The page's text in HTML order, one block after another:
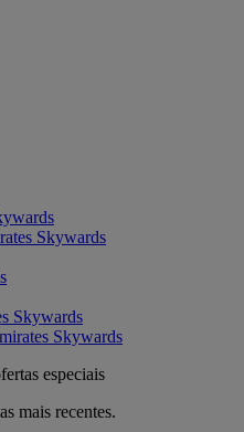
Skywards
Skywards
Skywards
especiais
mais recentes.